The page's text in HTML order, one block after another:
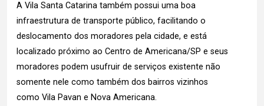
A Vila Santa Catarina também possui uma boa
infraestrutura de transporte público, facilitando o
deslocamento dos moradores pela cidade, e está
localizado próximo ao Centro de Americana/SP e seus
moradores podem usufruir de serviços existente não
somente nele como também dos bairros vizinhos
como Vila Pavan e Nova Americana.